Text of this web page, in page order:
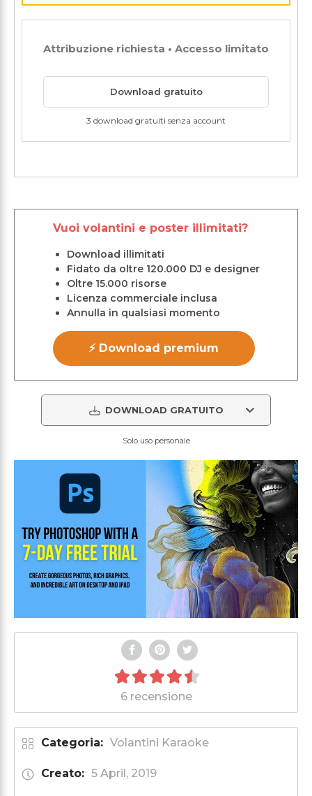
Attribuzione richiesta • Accesso limitato
Download gratuito
3 download gratuiti senza account
Vuoi volantini e poster illimitati?
Download illimitati
Fidato da oltre 120.000 DJ e designer
Oltre 15.000 risorse
Licenza commerciale inclusa
Annulla in qualsiasi momento
⚡ Download premium
DOWNLOAD GRATUITO
Solo uso personale
6 recensione
Categoria: Volantini Karaoke
Creato: 5 April, 2019